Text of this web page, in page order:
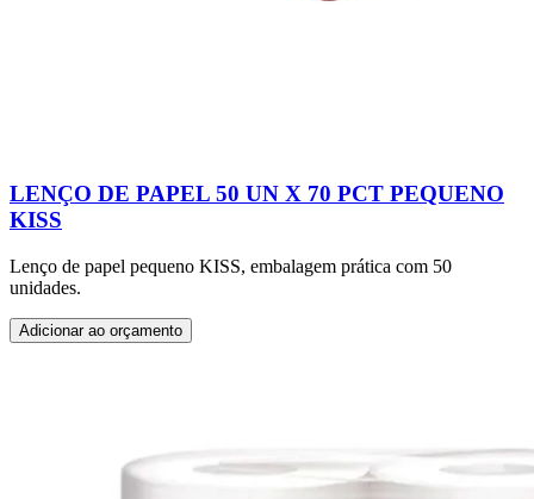
LENÇO DE PAPEL 50 UN X 70 PCT PEQUENO
KISS
Lenço de papel pequeno KISS, embalagem prática com 50
unidades.
Adicionar ao orçamento